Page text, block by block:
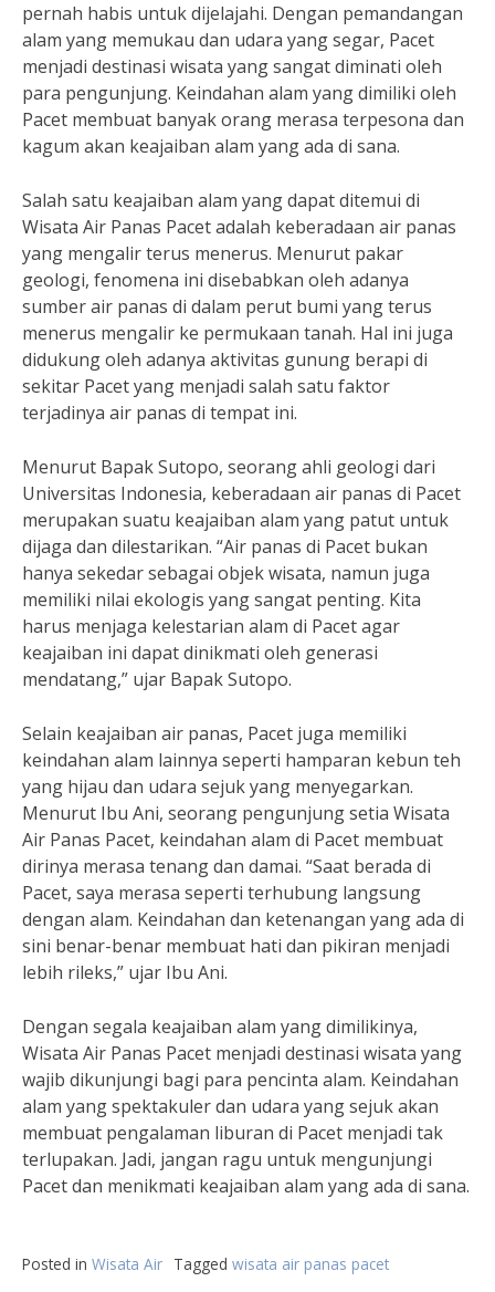
pernah habis untuk dijelajahi. Dengan pemandangan
alam yang memukau dan udara yang segar, Pacet
menjadi destinasi wisata yang sangat diminati oleh
para pengunjung. Keindahan alam yang dimiliki oleh
Pacet membuat banyak orang merasa terpesona dan
kagum akan keajaiban alam yang ada di sana.
Salah satu keajaiban alam yang dapat ditemui di
Wisata Air Panas Pacet adalah keberadaan air panas
yang mengalir terus menerus. Menurut pakar
geologi, fenomena ini disebabkan oleh adanya
sumber air panas di dalam perut bumi yang terus
menerus mengalir ke permukaan tanah. Hal ini juga
didukung oleh adanya aktivitas gunung berapi di
sekitar Pacet yang menjadi salah satu faktor
terjadinya air panas di tempat ini.
Menurut Bapak Sutopo, seorang ahli geologi dari
Universitas Indonesia, keberadaan air panas di Pacet
merupakan suatu keajaiban alam yang patut untuk
dijaga dan dilestarikan. “Air panas di Pacet bukan
hanya sekedar sebagai objek wisata, namun juga
memiliki nilai ekologis yang sangat penting. Kita
harus menjaga kelestarian alam di Pacet agar
keajaiban ini dapat dinikmati oleh generasi
mendatang,” ujar Bapak Sutopo.
Selain keajaiban air panas, Pacet juga memiliki
keindahan alam lainnya seperti hamparan kebun teh
yang hijau dan udara sejuk yang menyegarkan.
Menurut Ibu Ani, seorang pengunjung setia Wisata
Air Panas Pacet, keindahan alam di Pacet membuat
dirinya merasa tenang dan damai. “Saat berada di
Pacet, saya merasa seperti terhubung langsung
dengan alam. Keindahan dan ketenangan yang ada di
sini benar-benar membuat hati dan pikiran menjadi
lebih rileks,” ujar Ibu Ani.
Dengan segala keajaiban alam yang dimilikinya,
Wisata Air Panas Pacet menjadi destinasi wisata yang
wajib dikunjungi bagi para pencinta alam. Keindahan
alam yang spektakuler dan udara yang sejuk akan
membuat pengalaman liburan di Pacet menjadi tak
terlupakan. Jadi, jangan ragu untuk mengunjungi
Pacet dan menikmati keajaiban alam yang ada di sana.
Posted in Wisata Air Tagged wisata air panas pacet